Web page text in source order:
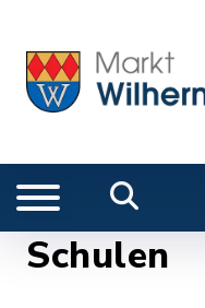
Schulen